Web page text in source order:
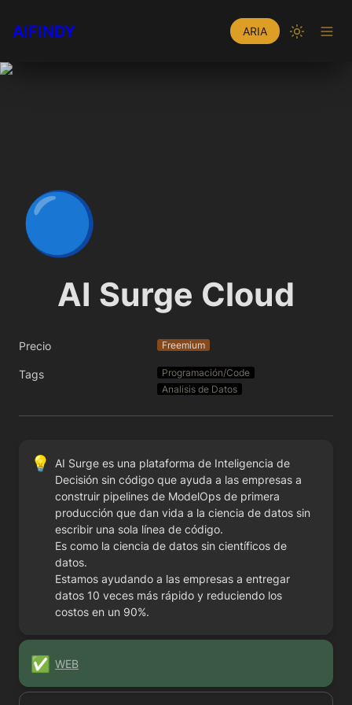
AIFINDY ARIA
🔵
AI Surge Cloud
Precio Freemium
Tags
Programación/Code
Analisis de Datos
💡
AI Surge es una plataforma de Inteligencia de
Decisión sin código que ayuda a las empresas a
construir pipelines de ModelOps de primera
producción que dan vida a la ciencia de datos sin
escribir una sola línea de código.
Es como la ciencia de datos sin científicos de
datos.
Estamos ayudando a las empresas a entregar
datos 10 veces más rápido y reduciendo los
costos en un 90%.
✅ WEB